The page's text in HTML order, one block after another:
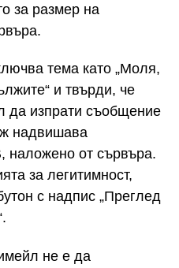
за размер на
тема като „Моля,
и твърди, че
да изпрати съобщение
надвишава
наложено от сървъра.
за легитимност,
с надпис „Преглед
не е да